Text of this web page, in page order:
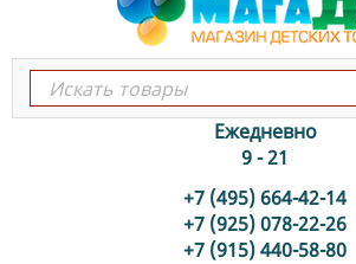
Ежедневно
9 - 21
+7 (495) 664-42-14
+7 (925) 078-22-26
+7 (915) 440-58-80